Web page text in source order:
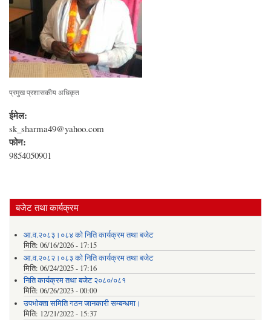
प्रमुख प्रशासकीय अधिकृत
ईमेल:
sk_sharma49@yahoo.com
फोन:
9854050901
बजेट तथा कार्यक्रम
आ.व.२०८३।०८४ को निति कार्यक्रम तथा बजेट
मिति: 06/16/2026 - 17:15
आ.व.२०८२।०८३ को निति कार्यक्रम तथा बजेट
मिति: 06/24/2025 - 17:16
निति कार्यक्रम तथा बजेट २०८०/०८१
मिति: 06/26/2023 - 00:00
उपभोक्ता समिति गठन जानकारी सम्बन्धमा।
मिति: 12/21/2022 - 15:37